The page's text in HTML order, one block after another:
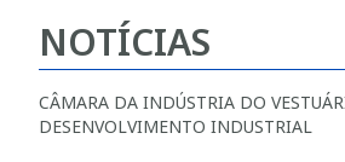
NOTÍCIAS
CÂMARA DA INDÚSTRIA DO
DESENVOLVIMENTO INDUSTRIAL